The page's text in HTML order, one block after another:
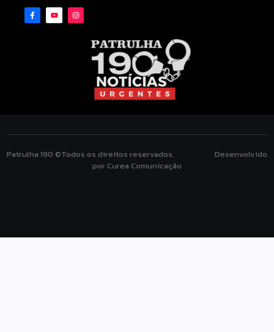
Patrulha 190 ©Todos os direitos reservados. Desenvolvido
por Curea Comunicação